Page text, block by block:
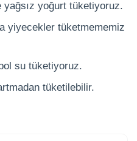
yağsız yoğurt tüketiyoruz.
yiyecekler tüketmememiz
su tüketiyoruz.
tüketilebilir.